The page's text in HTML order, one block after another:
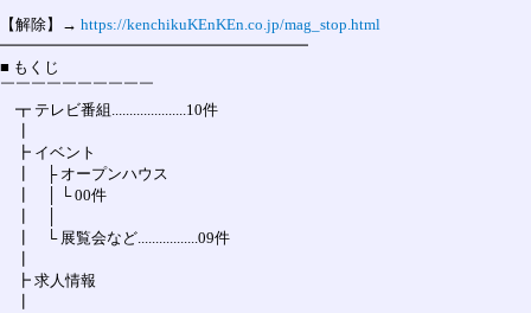
【解除】→ https://kenchikuKEnKEn.co.jp/mag_stop.html
━━━━━━━━━━━━━━━━━━━━
■ もくじ
￣￣￣￣￣￣￣￣￣￣
┳ テレビ番組.....................10件
┣ イベント
┃　├ オープンハウス
┃　│ └ 00件
┃　└ 展覧会など.................09件
┣ 求人情報